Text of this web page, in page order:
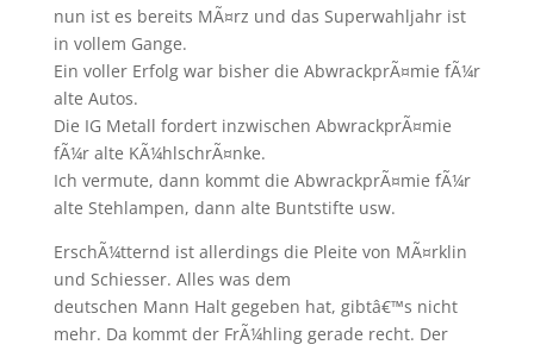
nun ist es bereits MÃ¤rz und das Superwahljahr ist
in vollem Gange.
Ein voller Erfolg war bisher die AbwrackprÃ¤mie fÃ¼r
alte Autos.
Die IG Metall fordert inzwischen AbwrackprÃ¤mie
fÃ¼r alte KÃ¼hlschrÃ¤nke.
Ich vermute, dann kommt die AbwrackprÃ¤mie fÃ¼r
alte Stehlampen, dann alte Buntstifte usw.
ErschÃ¼tternd ist allerdings die Pleite von MÃ¤rklin
und Schiesser. Alles was dem
deutschen Mann Halt gegeben hat, gibtâ€™s nicht
mehr. Da kommt der FrÃ¼hling gerade recht. Der